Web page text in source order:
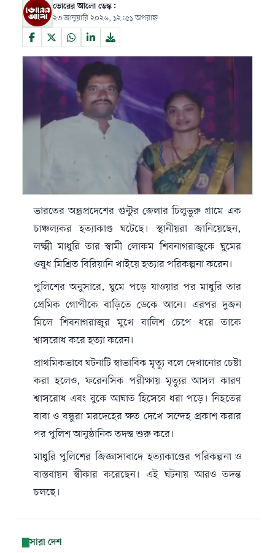
ভোরের আলো ডেস্ক:
২৩ জানুয়ারি ২০২৬, ১২:৫১ অপরাহ্ন
ভারতের অন্ধ্রপ্রদেশের গুন্টুর জেলার চিলুভুরু গ্রামে এক
চাঞ্চল্যকর হত্যাকাণ্ড ঘটেছে। স্থানীয়রা জানিয়েছেন,
লক্ষ্মী মাধুরি তার স্বামী লোকম শিবনাগরাজুকে ঘুমের
ওষুধ মিশ্রিত বিরিয়ানি খাইয়ে হত্যার পরিকল্পনা করেন।
পুলিশের অনুসারে, ঘুমে পড়ে যাওয়ার পর মাধুরি তার
প্রেমিক গোপীকে বাড়িতে ডেকে আনে। এরপর দুজন
মিলে শিবনাগরাজুর মুখে বালিশ চেপে ধরে তাকে
শ্বাসরোধ করে হত্যা করেন।
প্রাথমিকভাবে ঘটনাটি স্বাভাবিক মৃত্যু বলে দেখানোর চেষ্টা
করা হলেও, ফরেনসিক পরীক্ষায় মৃত্যুর আসল কারণ
শ্বাসরোধ এবং বুকে আঘাত হিসেবে ধরা পড়ে। নিহতের
বাবা ও বন্ধুরা মরদেহের ক্ষত দেখে সন্দেহ প্রকাশ করার
পর পুলিশ আনুষ্ঠানিক তদন্ত শুরু করে।
মাধুরি পুলিশের জিজ্ঞাসাবাদে হত্যাকাণ্ডের পরিকল্পনা ও
বাস্তবায়ন স্বীকার করেছেন। এই ঘটনায় আরও তদন্ত
চলছে।
সারা দেশ